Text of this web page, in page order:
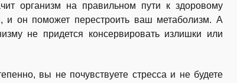
организм на правильном пути к здоровому
и он поможет перестроить ваш метаболизм. А
не придется консервировать излишки или
вы не почувствуете стресса и не будете